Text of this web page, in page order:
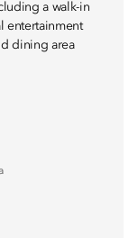
a walk-in
entertainment
dining area